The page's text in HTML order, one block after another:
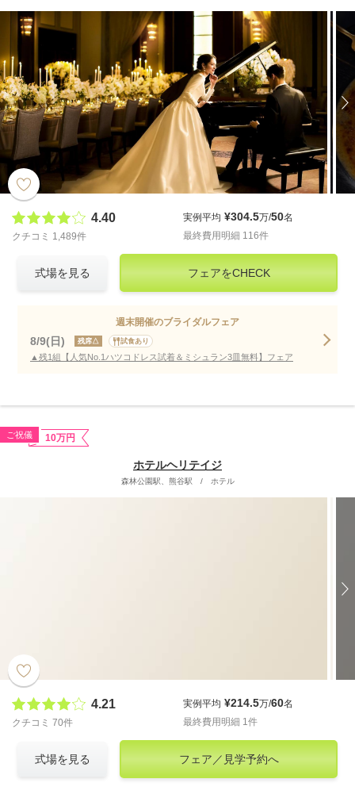
4.40
クチコミ 1,489件
実例平均 ¥304.5万/50名
最終費用明細 116件
式場を見る フェアをCHECK
週末開催のブライダルフェア
8/9(日) 残席△ 試食あり
▲残1組【人気No.1ハツコドレス試着＆ミシュラン3皿無料】フェア
ご祝儀 10万円
ホテルヘリテイジ
森林公園駅、熊谷駅 / ホテル
4.21
クチコミ 70件
実例平均 ¥214.5万/60名
最終費用明細 1件
式場を見る フェア／見学予約へ